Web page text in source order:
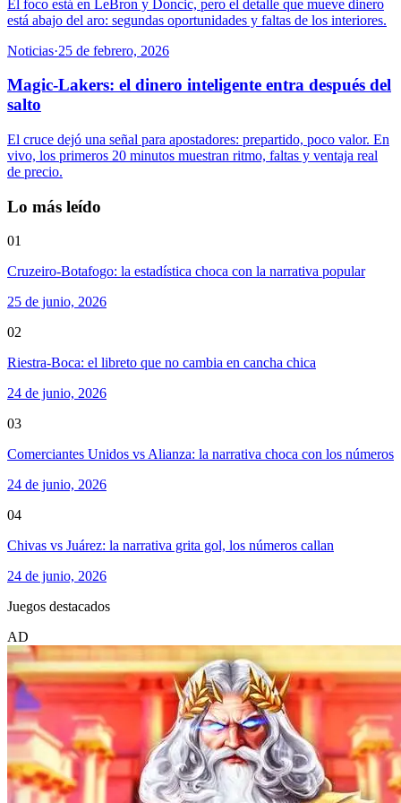
El foco está en LeBron y Doncic, pero el detalle que mueve dinero
está abajo del aro: segundas oportunidades y faltas de los interiores.
Noticias·25 de febrero, 2026
Magic-Lakers: el dinero inteligente entra después del
salto
El cruce dejó una señal para apostadores: prepartido, poco valor. En
vivo, los primeros 20 minutos muestran ritmo, faltas y ventaja real
de precio.
Lo más leído
01
Cruzeiro-Botafogo: la estadística choca con la narrativa popular
25 de junio, 2026
02
Riestra-Boca: el libreto que no cambia en cancha chica
24 de junio, 2026
03
Comerciantes Unidos vs Alianza: la narrativa choca con los números
24 de junio, 2026
04
Chivas vs Juárez: la narrativa grita gol, los números callan
24 de junio, 2026
Juegos destacados
AD